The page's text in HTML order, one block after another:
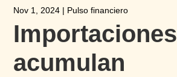
Nov 1, 2024 | Pulso financiero
Importaciones
acumulan